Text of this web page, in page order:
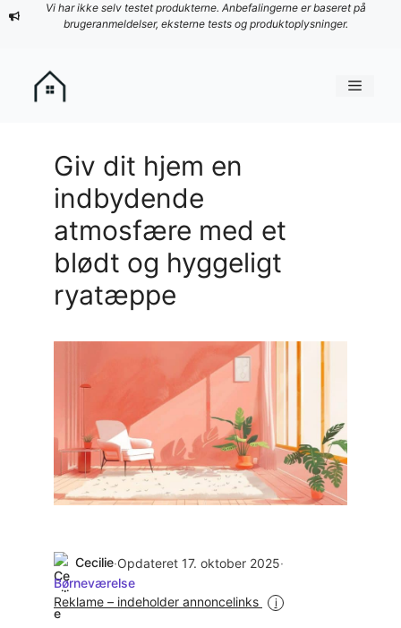
Hop
Vi har ikke selv testet produkterne. Anbefalingerne er baseret på
brugeranmeldelser, eksterne tests og produktoplysninger.
Menu
Giv dit hjem en
indbydende
atmosfære med et
blødt og hyggeligt
ryatæppe
Cecilie·Opdateret 17. oktober 2025·
Børneværelse
Reklame – indeholder annoncelinks
i